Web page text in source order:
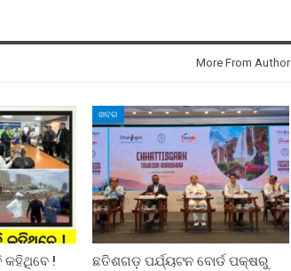
More From Author
କହିଥିବେ !
ଖବର
ଛତିଶଗଡ଼ ପର୍ଯ୍ୟଟନ ବୋର୍ଡ ପକ୍ଷରୁ